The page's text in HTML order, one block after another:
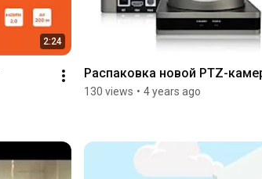
2:24
Распаковка новой PTZ-
130 views • 4 years ago